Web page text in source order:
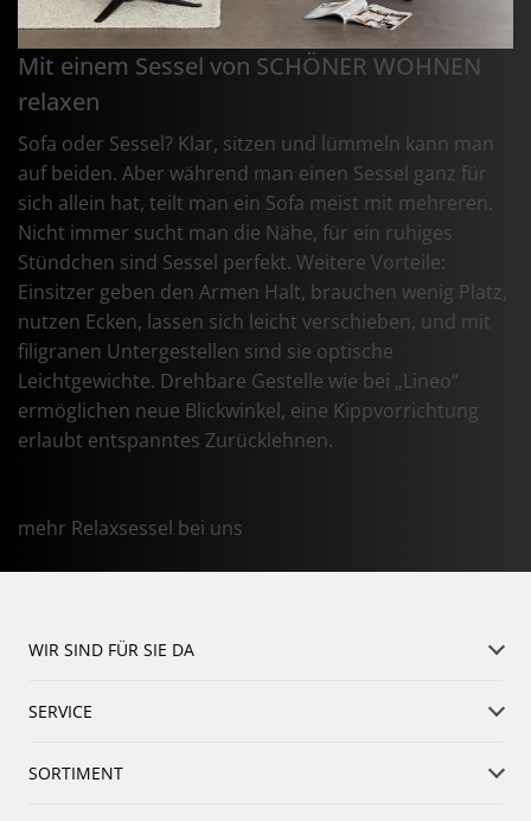
Mit einem Sessel von SCHÖNER WOHNEN
relaxen
Sofa oder Sessel? Klar, sitzen und lümmeln kann man
auf beiden. Aber während man einen Sessel ganz für
sich allein hat, teilt man ein Sofa meist mit mehreren.
Nicht immer sucht man die Nähe, für ein ruhiges
Stündchen sind Sessel perfekt. Weitere Vorteile:
Einsitzer geben den Armen Halt, brauchen wenig Platz,
nutzen Ecken, lassen sich leicht verschieben, und mit
filigranen Untergestellen sind sie optische
Leichtgewichte. Drehbare Gestelle wie bei „Lineo“
ermöglichen neue Blickwinkel, eine Kippvorrichtung
erlaubt entspanntes Zurücklehnen.
mehr Relaxsessel bei uns
WIR SIND FÜR SIE DA
SERVICE
SORTIMENT